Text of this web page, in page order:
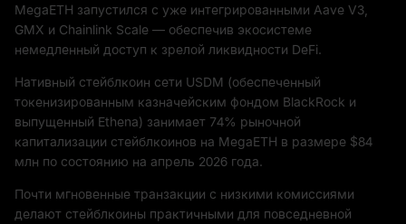
MegaETH запустился с уже интегрированными Aave V3,
GMX и Chainlink Scale — обеспечив экосистеме
немедленный доступ к зрелой ликвидности DeFi.
Нативный стейблкоин сети USDM (обеспеченный
токенизированным казначейским фондом BlackRock и
выпущенный Ethena) занимает 74% рыночной
капитализации стейблкоинов на MegaETH в размере $84
млн по состоянию на апрель 2026 года.
Почти мгновенные транзакции с низкими комиссиями
делают стейблкоины практичными для повседневной